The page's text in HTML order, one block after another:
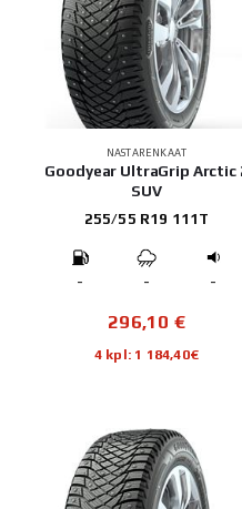
NASTARENKAAT
Goodyear UltraGrip Arctic
SUV
255/55 R19 111T
- - -
296,10 €
4 kpl: 1 184,40€